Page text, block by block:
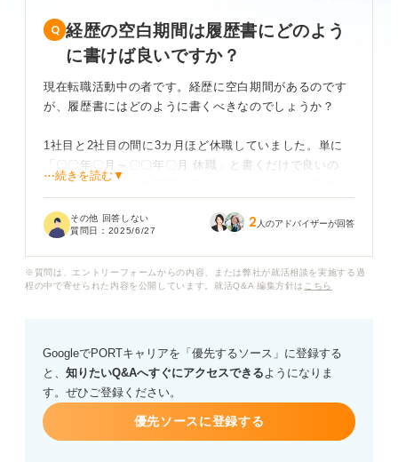
経歴の空白期間は履歴書にどのよう
に書けば良いですか？
現在転職活動中の者です。経歴に空白期間があるのです
が、履歴書にはどのように書くべきなのでしょうか？
1社目と2社目の間に3カ月ほど休職していました。単に
「〇〇年〇月～〇〇年〇月 休職」と書くだけで良いの
か、それとも、その期間に何をしていたのかまで具体的
アドバイスのほどよろしくお願いいたします。
⋯続きを読む▼
その他 回答しない
質問日： 2025/6/27 2 人のアドバイザーが回答
※質問は、エントリーフォームからの内容、または弊社が就活相談を実施する過
程の中で寄せられた内容を公開しています。就活Q&A 編集方針は こちら
GoogleでPORTキャリアを「優先するソース」に登録する
と、 知りたいQ&Aへすぐにアクセスできるようになりま
す。ぜひご登録ください。
優先ソースに登録する